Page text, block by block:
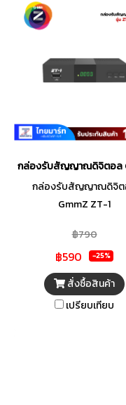
กล่องรับสัญญาณดิจิตอล
กล่องรับสัญญาณดิจิ
GmmZ ZT-1
฿790
฿590 -25%
สั่งซื้อสินค้า
เปรียบเทียบ